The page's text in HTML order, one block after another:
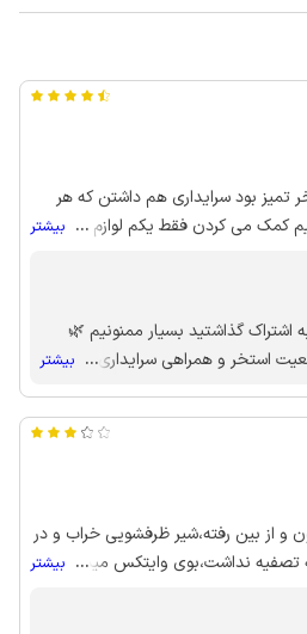
بود سرایداری هم داشتن که هر
کمک می کردن فقط یکم لوازم مثل
نظرم یه هزینه برای آپدیت لوازم
... بیشتر
اشتراک گذاشتید بسیار ممنونیم 🌿
استخر و همراهی سرایداری رضایت
بهتر کنیم. برخی وسایل در برنامه
برای بهبود انجام می‌شه تا مهمانان
امیدواریم در سفرهای آینده هم
... بیشتر
و از بین رفته،شیر ظرفشویی خراب و در
نداشت،بوی وایتکس میداد ،برای
برای اینکه حشره وارد نشه ،پر مگس
... بیشتر